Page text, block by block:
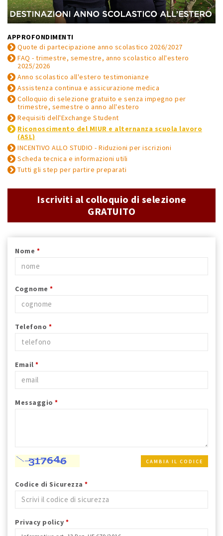
APPROFONDIMENTI
Quote di partecipazione anno scolastico 2026/2027
FAQ - trimestre, semestre, anno scolastico all'estero
2025/2026
Anno scolastico all'estero testimonianze
Assistenza continua e assicurazione medica
Colloquio di selezione gratuito e senza impegno per
trimestre, semestre o anno all'estero
Requisiti dell'Exchange Student
Riconoscimento del MIUR e alternanza scuola lavoro
(ASL)
INCENTIVO ALLO STUDIO - Riduzioni per iscrizioni
Scheda tecnica e informazioni utili
Tutti gli step per partire preparati
Iscriviti al colloquio di selezione
GRATUITO
Nome *
Cognome *
Telefono *
Email *
Messaggio *
CAMBIA IL CODICE
Codice di Sicurezza *
Privacy policy *